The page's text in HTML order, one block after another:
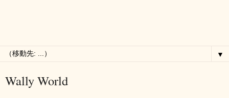
▼
Wally World